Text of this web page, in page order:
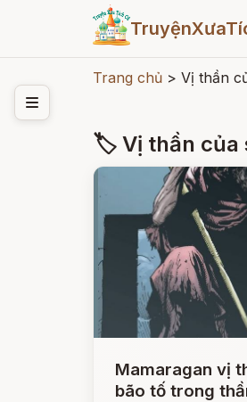
Trang chủ > Vị thần
🏷 Vị thần của
Mamaragan vị
bão tố trong